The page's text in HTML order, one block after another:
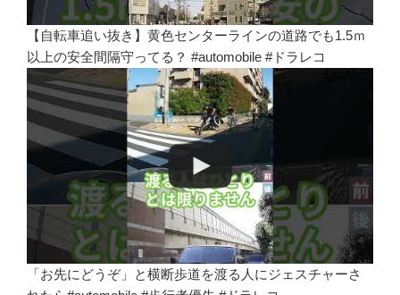
【自転車追い抜き】黄色センターラインの道路でも1.5ｍ
以上の安全間隔守ってる？ #automobile #ドラレコ
「お先にどうぞ」と横断歩道を渡る人にジェスチャーさ